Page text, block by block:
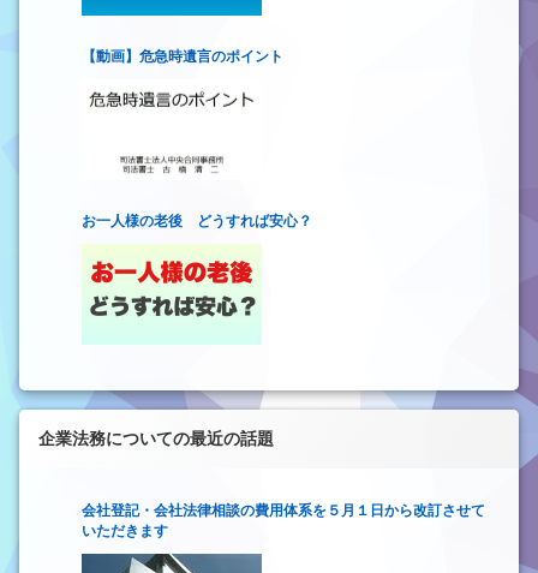
【動画】危急時遺言のポイント
お一人様の老後 どうすれば安心？
企業法務についての最近の話題
会社登記・会社法律相談の費用体系を５月１日から改訂させて
いただきます